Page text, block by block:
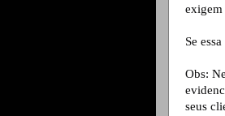
exigem
Se
Obs:
seus